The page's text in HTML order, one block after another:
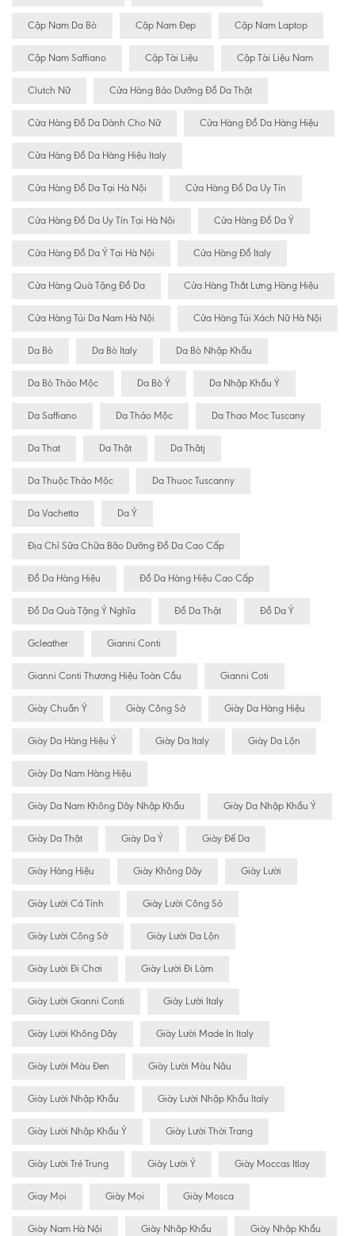
Cặp Nam Da Bò Cặp Nam Đẹp Cặp Nam Laptop
Cặp Nam Saffiano Cặp Tài Liệu Cặp Tài Liệu Nam
Clutch Nữ Cửa Hàng Bảo Dưỡng Đồ Da Thật
Cửa Hàng Đồ Da Dành Cho Nữ Cửa Hàng Đồ Da Hàng Hiệu
Cửa Hàng Đồ Da Hàng Hiệu Italy
Cửa Hàng Đồ Da Tại Hà Nội Cửa Hàng Đồ Da Uy Tín
Cửa Hàng Đồ Da Uy Tín Tại Hà Nội Cửa Hàng Đồ Da Ý
Cửa Hàng Đồ Da Ý Tại Hà Nội Cửa Hàng Đồ Italy
Cửa Hàng Quà Tặng Đồ Da Cửa Hàng Thắt Lưng Hàng Hiệu
Cửa Hàng Túi Da Nam Hà Nội Cửa Hàng Túi Xách Nữ Hà Nội
Da Bò Da Bò Italy Da Bò Nhập Khẩu
Da Bò Thảo Mộc Da Bò Ý Da Nhập Khẩu Ý
Da Saffiano Da Thảo Mộc Da Thao Moc Tuscany
Da That Da Thật Da Thâtj
Da Thuộc Thảo Mộc Da Thuoc Tuscanny
Da Vachetta Da Ý
Địa Chỉ Sữa Chữa Bão Dưỡng Đồ Da Cao Cấp
Đồ Da Hàng Hiệu Đồ Da Hàng Hiệu Cao Cấp
Đồ Da Quà Tặng Ý Nghĩa Đồ Da Thật Đồ Da Ý
Gcleather Gianni Conti
Gianni Conti Thương Hiệu Toàn Cầu Gianni Coti
Giày Chuẩn Ý Giày Công Sở Giày Da Hàng Hiệu
Giày Da Hàng Hiệu Ý Giày Da Italy Giày Da Lộn
Giày Da Nam Hàng Hiệu
Giày Da Nam Không Dây Nhập Khẩu Giày Da Nhập Khẩu Ý
Giày Da Thật Giày Da Ý Giày Đế Da
Giày Hàng Hiệu Giày Không Dây Giày Lười
Giày Lười Cá Tính Giày Lười Công Sỏ
Giày Lười Công Sở Giày Lười Da Lộn
Giày Lười Đi Chơi Giày Lười Đi Làm
Giày Lười Gianni Conti Giày Lười Italy
Giày Lười Không Dây Giày Lười Made In Italy
Giày Lười Màu Đen Giày Lười Màu Nâu
Giày Lười Nhập Khẩu Giày Lười Nhập Khẩu Italy
Giày Lười Nhập Khẩu Ý Giày Lười Thời Trang
Giày Lười Trẻ Trung Giày Lười Ý Giày Moccas Itlay
Giay Mọi Giày Mọi Giày Mosca
Giày Nam Hà Nội Giày Nhâp Khẩu Giày Nhập Khẩu